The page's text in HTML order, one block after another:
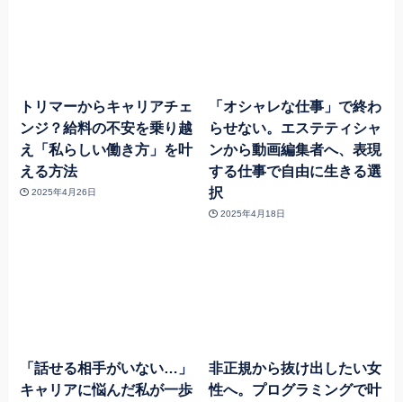
トリマーからキャリアチェ
ンジ？給料の不安を乗り越
え「私らしい働き方」を叶
える方法
2025年4月26日
「オシャレな仕事」で終わ
らせない。エステティシャ
ンから動画編集者へ、表現
する仕事で自由に生きる選
択
2025年4月18日
「話せる相手がいない…」
キャリアに悩んだ私が一歩
非正規から抜け出したい女
性へ。プログラミングで叶